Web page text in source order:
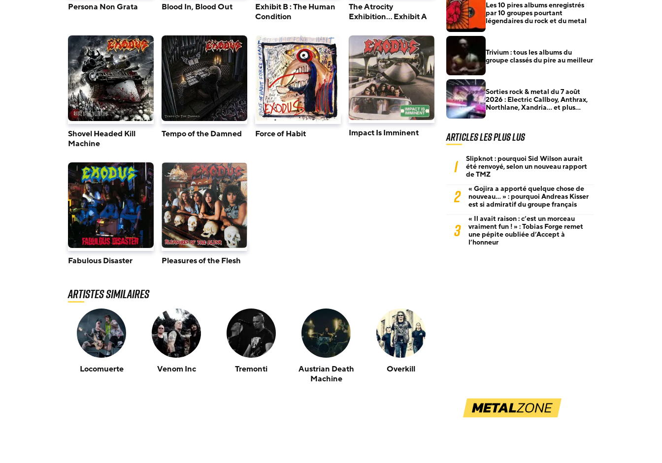
Persona Non Grata Blood In, Blood Out
Exhibit B : The Human
Condition
The Atrocity
Exhibition… Exhibit A
Shovel Headed Kill
Machine
Tempo of the Damned Force of Habit Impact Is Imminent
Fabulous Disaster Pleasures of the Flesh
Artistes similaires
Locomuerte Venom Inc Tremonti
Austrian Death
Machine
Overkill
Les 10 pires albums enregistrés
par 10 groupes pourtant
légendaires du rock et du metal
Trivium : tous les albums du
groupe classés du pire au meilleur
Sorties rock & metal du 7 août
2026 : Electric Callboy, Anthrax,
Northlane, Xandria… et plus
Articles les plus lus
1
Slipknot : pourquoi Sid Wilson aurait
été renvoyé, selon un nouveau rapport
de TMZ
2
« Gojira a apporté quelque chose de
nouveau… » : pourquoi Andreas Kisser
est si admiratif du groupe français
3
« Il avait raison : c’est un morceau
vraiment fun ! » : Tobias Forge remet
une pépite oubliée d’Accept à
l’honneur